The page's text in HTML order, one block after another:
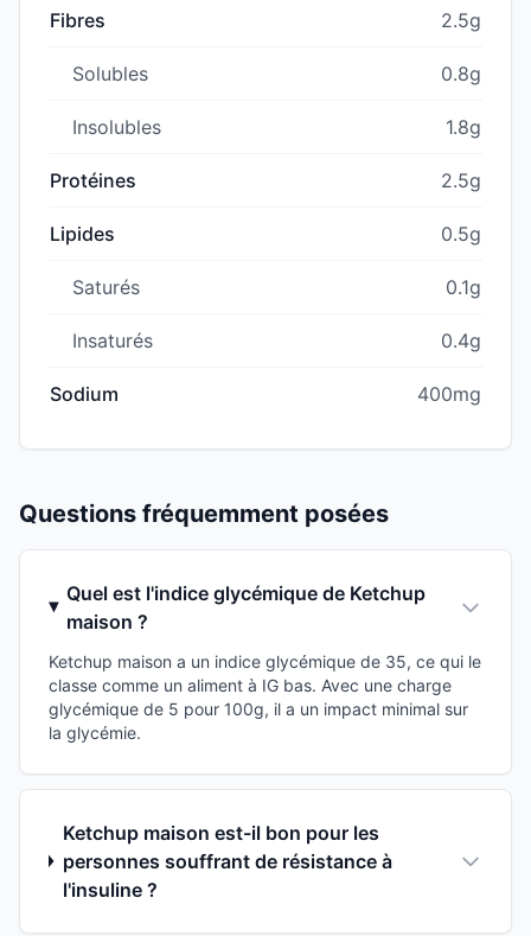
Fibres 2.5g
Solubles 0.8g
Insolubles 1.8g
Protéines 2.5g
Lipides 0.5g
Saturés 0.1g
Insaturés 0.4g
Sodium 400mg
Questions fréquemment posées
Quel est l'indice glycémique de Ketchup
maison ?
Ketchup maison a un indice glycémique de 35, ce qui le
classe comme un aliment à IG bas. Avec une charge
glycémique de 5 pour 100g, il a un impact minimal sur
la glycémie.
Ketchup maison est-il bon pour les
personnes souffrant de résistance à
l'insuline ?